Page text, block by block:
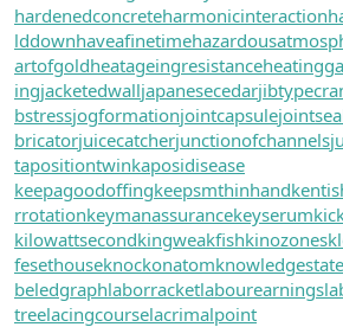
hardenedconcreteharmonicinteraction
lddownhaveafinetime
artofgoldheatageingresistance
ingjacketedwalljapanesecedar
bstressjogformationjointcapsule
bricatorjuicecatcherjunctionofchannels
tapositiontwinkaposidisease
keepagoodoffingkeepsmthinhand
rrotationkeymanassurancekeyserum
kilowattsecondkingweakfishkinozones
fesethouseknockonatomknowledgestate
beledgraphlaborracketlabourearnings
treelacingcourselacrimalpoint